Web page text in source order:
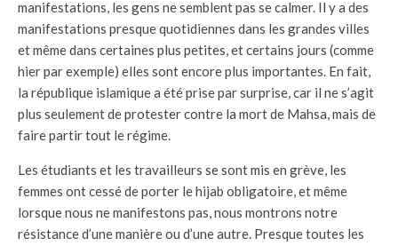
manifestations, les gens ne semblent pas se calmer. Il y a des
manifestations presque quotidiennes dans les grandes villes
et même dans certaines plus petites, et certains jours (comme
hier par exemple) elles sont encore plus importantes. En fait,
la république islamique a été prise par surprise, car il ne s’agit
plus seulement de protester contre la mort de Mahsa, mais de
faire partir tout le régime.
Les étudiants et les travailleurs se sont mis en grève, les
femmes ont cessé de porter le hijab obligatoire, et même
lorsque nous ne manifestons pas, nous montrons notre
résistance d’une manière ou d’une autre. Presque toutes les